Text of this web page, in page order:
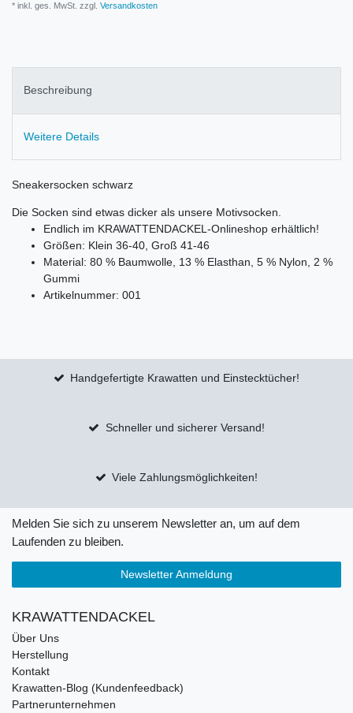
* inkl. ges. MwSt. zzgl. Versandkosten
Beschreibung
Weitere Details
Sneakersocken schwarz
Die Socken sind etwas dicker als unsere Motivsocken.
Endlich im KRAWATTENDACKEL-Onlineshop erhältlich!
Größen: Klein 36-40, Groß 41-46
Material: 80 % Baumwolle, 13 % Elasthan, 5 % Nylon, 2 %
Gummi
Artikelnummer: 001
Handgefertigte Krawatten und Einstecktücher!
Schneller und sicherer Versand!
Viele Zahlungsmöglichkeiten!
Melden Sie sich zu unserem Newsletter an, um auf dem
Laufenden zu bleiben.
Newsletter Anmeldung
KRAWATTENDACKEL
Über Uns
Herstellung
Kontakt
Krawatten-Blog (Kundenfeedback)
Partnerunternehmen